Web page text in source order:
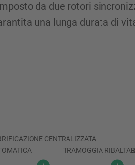
da due rotori
una lunga durata di
CENTRALIZZATA
TRAMOGGIA